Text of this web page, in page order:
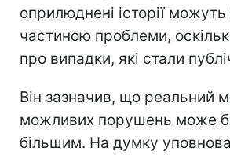
оприлюднені історії
частиною проблеми,
про випадки, які стали
Він зазначив, що реальний
можливих порушень може
більшим. На думку